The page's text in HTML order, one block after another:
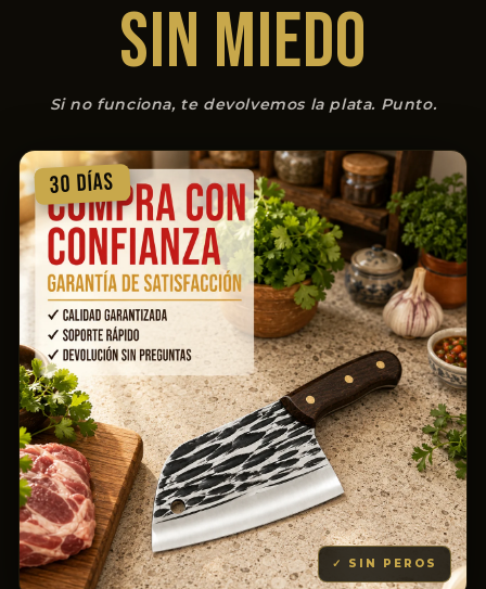
SIN MIEDO
Si no funciona, te devolvemos la plata. Punto.
30 DÍAS
✓ SIN PEROS